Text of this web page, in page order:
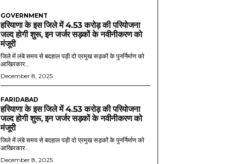
GOVERNMENT
हरियाणा के इस जिले में 4.53 करोड़ की परियोजना
जल्द होगी शुरू, इन जर्जर सड़कों के नवीनीकरण को
मंजूरी
जिले में लंबे समय से बदहाल पड़ी दो प्रमुख सड़कों के पुनर्निर्माण को
आखिरकार...
December 8, 2025
FARIDABAD
हरियाणा के इस जिले में 4.53 करोड़ की परियोजना
जल्द होगी शुरू, इन जर्जर सड़कों के नवीनीकरण को
मंजूरी
जिले में लंबे समय से बदहाल पड़ी दो प्रमुख सड़कों के पुनर्निर्माण को
आखिरकार...
December 8, 2025